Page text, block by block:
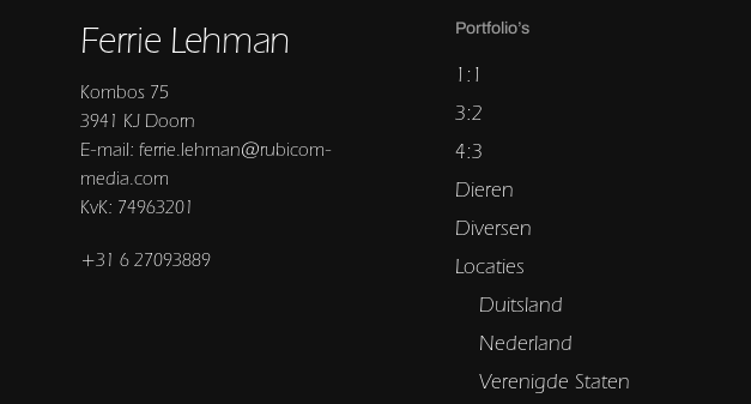
Ferrie Lehman
Kombos 75
3941 KJ Doorn
E-mail: ferrie.lehman@rubicom-
media.com
KvK: 74963201
+31 6 27093889
Portfolio’s
1:1
3:2
4:3
Dieren
Diversen
Locaties
Duitsland
Nederland
Verenigde Staten